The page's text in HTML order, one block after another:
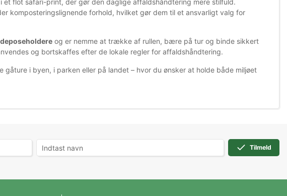
i et flot safari-print, der gør den daglige affaldshåndtering mere stilfuld.
komposteringslignende forhold, hvilket gør dem til et ansvarligt valg for
og er nemme at trække af rullen, bære på tur og binde sikkert
og bortskaffes efter de lokale regler for affaldshåndtering.
i byen, i parken eller på landet – hvor du ønsker at holde både miljøet
Tilmeld